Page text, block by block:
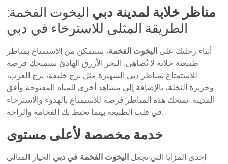
مناظر خلابة لمدينة دبي اليخوت الفخمة:
الطريقة المثلى للاسترخاء في دبي
أثناء رحلتك على اليخوت الفخمة، ستتمكن من الاستمتاع بمناظر
طبيعية خلابة لا تُضاهى. البحر الأزرق الهادئ سيمنحك فرصة
للاستمتاع بمناظر دبي الشهيرة مثل برج خليفة، برج العرب،
وجزيرة النخلة، بالإضافة إلى مشاهد أخرى للمياه المفتوحة وأفق
المدينة. تمنحك هذه المناظر فرصة للاستمتاع بالهدوء والاسترخاء
في قلب الطبيعة بينما تحيط بك الفخامة والراحة.
خدمة مخصصة لأعلى مستوى
إحدى المزايا التي تجعل اليخوت الفخمة في دبي الخيار المثالي